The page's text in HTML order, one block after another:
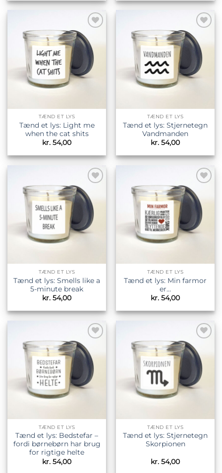
Tilføj til
ønskeliste
TÆND ET LYS
Tænd et lys: Light me
when the cat shits
kr. 54,00
Tilføj til
ønskeliste
TÆND ET LYS
Tænd et lys: Stjernetegn
Vandmanden
kr. 54,00
Tilføj til
ønskeliste
TÆND ET LYS
Tænd et lys: Smells like a
5-minute break
kr. 54,00
Tilføj til
ønskeliste
TÆND ET LYS
Tænd et lys: Min farmor
er…
kr. 54,00
Tilføj til
ønskeliste
TÆND ET LYS
Tænd et lys: Bedstefar –
fordi børnebørn har brug
for rigtige helte
kr. 54,00
Tilføj til
ønskeliste
TÆND ET LYS
Tænd et lys: Stjernetegn
Skorpionen
kr. 54,00